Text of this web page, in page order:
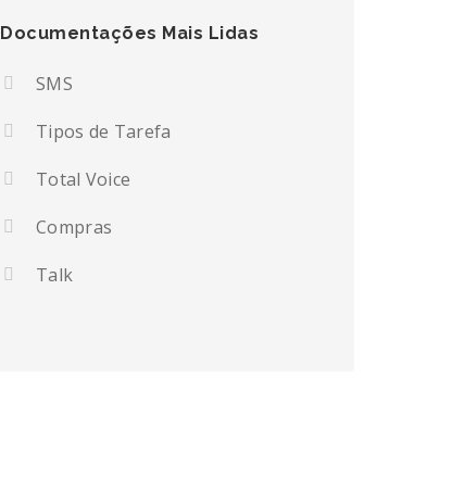
Documentações Mais Lidas
SMS
Tipos de Tarefa
Total Voice
Compras
Talk